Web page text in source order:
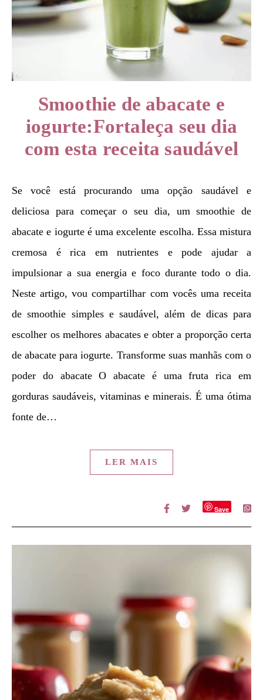
Smoothie de abacate e
iogurte:Fortaleça seu dia
com esta receita saudável
Se você está procurando uma opção saudável e
deliciosa para começar o seu dia, um smoothie de
abacate e iogurte é uma excelente escolha. Essa mistura
cremosa é rica em nutrientes e pode ajudar a
impulsionar a sua energia e foco durante todo o dia.
Neste artigo, vou compartilhar com vocês uma receita
de smoothie simples e saudável, além de dicas para
escolher os melhores abacates e obter a proporção certa
de abacate para iogurte. Transforme suas manhãs com o
poder do abacate O abacate é uma fruta rica em
gorduras saudáveis, vitaminas e minerais. É uma ótima
fonte de…
LER MAIS
Save